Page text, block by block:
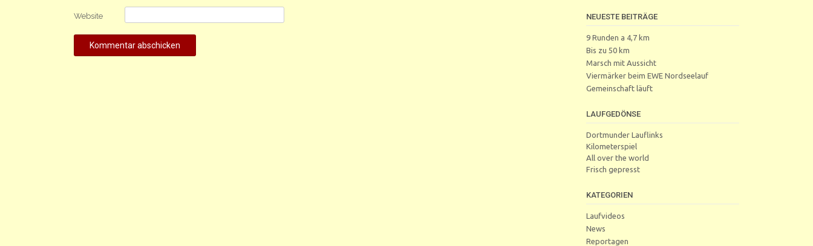
Website NEUESTE BEITRÄGE
9 Runden a 4,7 km
Bis zu 50 km
Marsch mit Aussicht
Viermärker beim EWE Nordseelauf
Gemeinschaft läuft
LAUFGEDÖNSE
Dortmunder Lauflinks
Kilometerspiel
All over the world
Frisch gepresst
KATEGORIEN
Laufvideos
News
Reportagen